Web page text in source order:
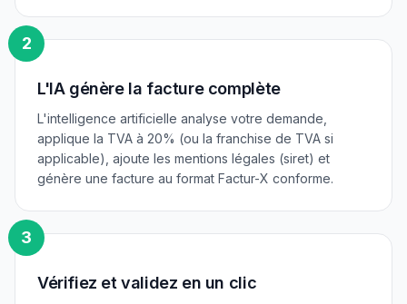
2
L'IA génère la facture complète
L'intelligence artificielle analyse votre demande,
applique la TVA à 20% (ou la franchise de TVA si
applicable), ajoute les mentions légales (siret) et
génère une facture au format Factur-X conforme.
3
Vérifiez et validez en un clic